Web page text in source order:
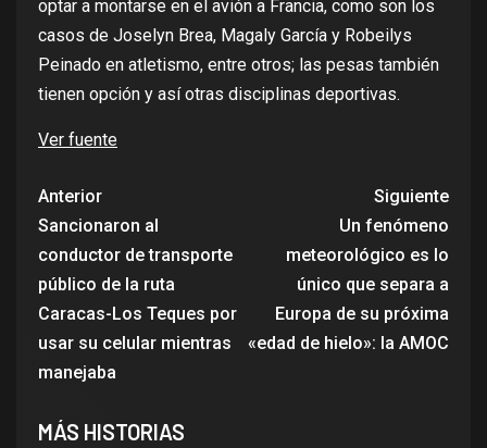
optar a montarse en el avión a Francia, como son los
casos de Joselyn Brea, Magaly García y Robeilys
Peinado en atletismo, entre otros; las pesas también
tienen opción y así otras disciplinas deportivas.
Ver fuente
Anterior
Sancionaron al
conductor de transporte
público de la ruta
Caracas-Los Teques por
usar su celular mientras
manejaba
Siguiente
Un fenómeno
meteorológico es lo
único que separa a
Europa de su próxima
«edad de hielo»: la AMOC
MÁS HISTORIAS